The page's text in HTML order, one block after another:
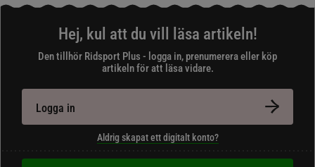
Hej, kul att du vill läsa artikeln!
Den tillhör Ridsport Plus - logga in, prenumerera eller köp
artikeln för att läsa vidare.
Logga in
Aldrig skapat ett digitalt konto?